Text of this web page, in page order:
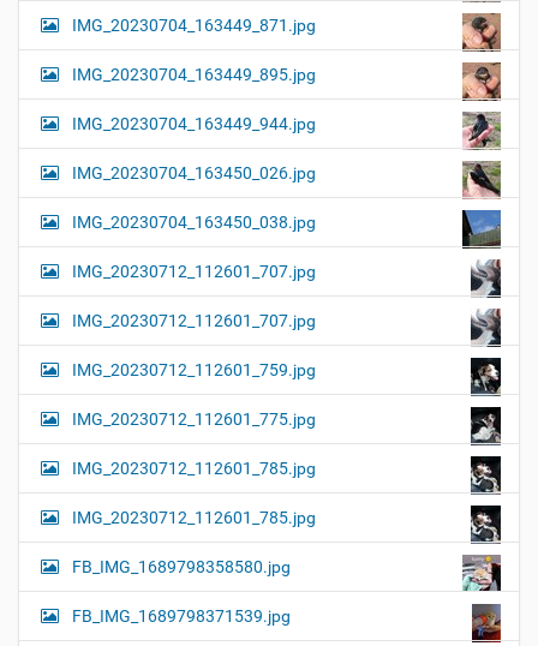
IMG_20230704_163449_871.jpg
IMG_20230704_163449_895.jpg
IMG_20230704_163449_944.jpg
IMG_20230704_163450_026.jpg
IMG_20230704_163450_038.jpg
IMG_20230712_112601_707.jpg
IMG_20230712_112601_707.jpg
IMG_20230712_112601_759.jpg
IMG_20230712_112601_775.jpg
IMG_20230712_112601_785.jpg
IMG_20230712_112601_785.jpg
FB_IMG_1689798358580.jpg
FB_IMG_1689798371539.jpg